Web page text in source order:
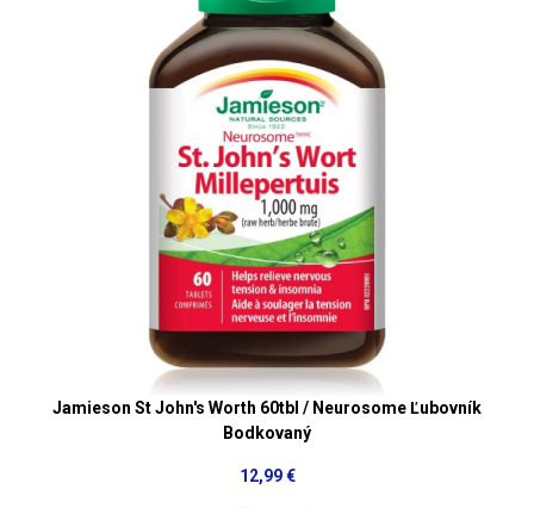
Jamieson St John's Worth 60tbl / Neurosome Ľubovník
Bodkovaný
12,99 €